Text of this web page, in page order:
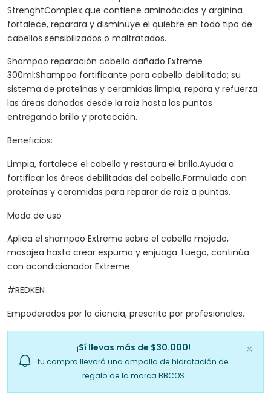
StrenghtComplex que contiene aminoácidos y arginina
fortalece, reparara y disminuye el quiebre en todo tipo de
cabellos sensibilizados o maltratados.
Shampoo reparación cabello dañado Extreme
300ml:Shampoo fortificante para cabello debilitado; su
sistema de proteínas y ceramidas limpia, repara y refuerza
las áreas dañadas desde la raíz hasta las puntas
entregando brillo y protección.
Beneficios:
Limpia, fortalece el cabello y restaura el brillo.Ayuda a
fortificar las áreas debilitadas del cabello.Formulado con
proteínas y ceramidas para reparar de raíz a puntas.
Modo de uso
Aplica el shampoo Extreme sobre el cabello mojado,
masajea hasta crear espuma y enjuaga. Luego, continúa
con acondicionador Extreme.
#REDKEN
Empoderados por la ciencia, prescrito por profesionales.
¡Sí llevas más de $30.000!
tu compra llevará una ampolla de hidratación de
regalo de la marca BBCOS